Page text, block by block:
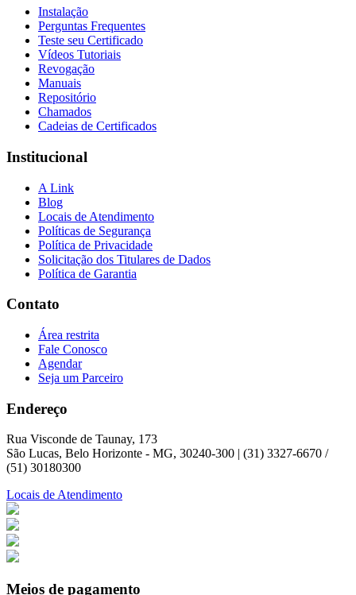
Instalação
Perguntas Frequentes
Teste seu Certificado
Vídeos Tutoriais
Revogação
Manuais
Repositório
Chamados
Cadeias de Certificados
Institucional
A Link
Blog
Locais de Atendimento
Políticas de Segurança
Política de Privacidade
Solicitação dos Titulares de Dados
Política de Garantia
Contato
Área restrita
Fale Conosco
Agendar
Seja um Parceiro
Endereço
Rua Visconde de Taunay, 173
São Lucas, Belo Horizonte - MG, 30240-300 | (31) 3327-6670 /
(51) 30180300
Locais de Atendimento
Meios de pagamento